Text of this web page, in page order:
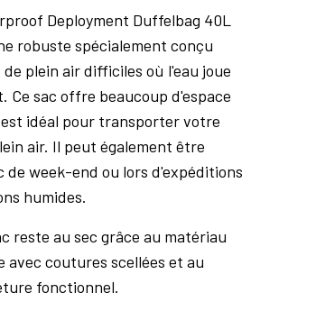
Deployment Duffelbag 40L
robuste spécialement conçu
plein air difficiles où l'eau joue
Ce sac offre beaucoup d'espace
idéal pour transporter votre
air. Il peut également être
de week-end ou lors d'expéditions
humides.
reste au sec grâce au matériau
avec coutures scellées et au
fonctionnel.